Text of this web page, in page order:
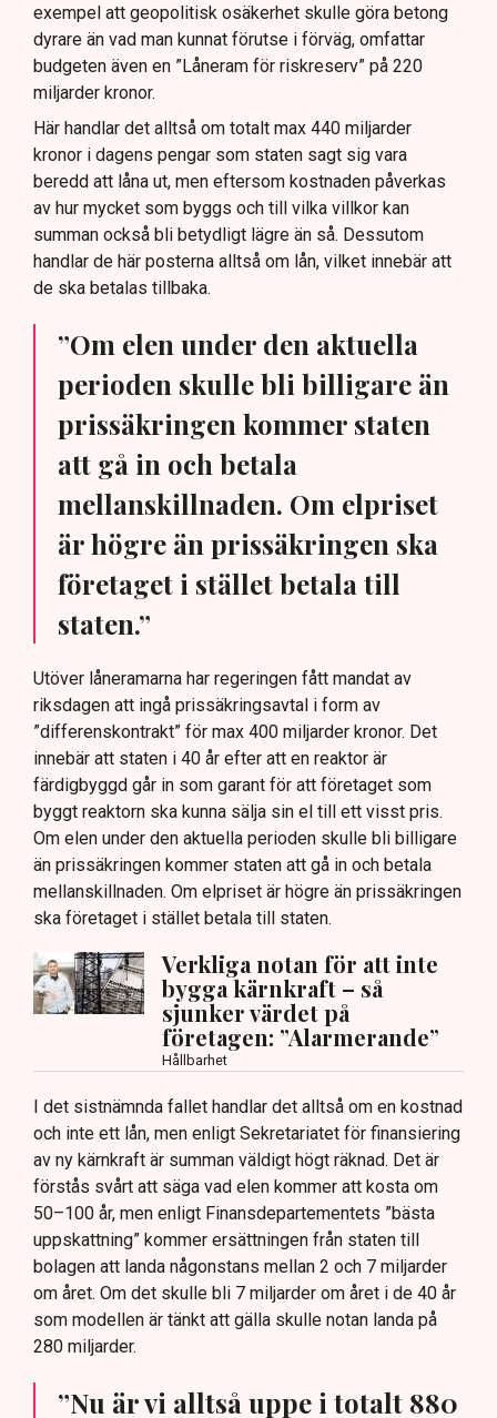
exempel att geopolitisk osäkerhet skulle göra betong
dyrare än vad man kunnat förutse i förväg, omfattar
budgeten även en ”Låneram för riskreserv” på 220
miljarder kronor.
Här handlar det alltså om totalt max 440 miljarder
kronor i dagens pengar som staten sagt sig vara
beredd att låna ut, men eftersom kostnaden påverkas
av hur mycket som byggs och till vilka villkor kan
summan också bli betydligt lägre än så. Dessutom
handlar de här posterna alltså om lån, vilket innebär att
de ska betalas tillbaka.
”Om elen under den aktuella
perioden skulle bli billigare än
prissäkringen kommer staten
att gå in och betala
mellanskillnaden. Om elpriset
är högre än prissäkringen ska
företaget i stället betala till
staten.”
Utöver låneramarna har regeringen fått mandat av
riksdagen att ingå prissäkringsavtal i form av
”differenskontrakt” för max 400 miljarder kronor. Det
innebär att staten i 40 år efter att en reaktor är
färdigbyggd går in som garant för att företaget som
byggt reaktorn ska kunna sälja sin el till ett visst pris.
Om elen under den aktuella perioden skulle bli billigare
än prissäkringen kommer staten att gå in och betala
mellanskillnaden. Om elpriset är högre än prissäkringen
ska företaget i stället betala till staten.
Verkliga notan för att inte
bygga kärnkraft – så
sjunker värdet på
företagen: ”Alarmerande”
Hållbarhet
I det sistnämnda fallet handlar det alltså om en kostnad
och inte ett lån, men enligt Sekretariatet för finansiering
av ny kärnkraft är summan väldigt högt räknad. Det är
förstås svårt att säga vad elen kommer att kosta om
50–100 år, men enligt Finansdepartementets ”bästa
uppskattning” kommer ersättningen från staten till
bolagen att landa någonstans mellan 2 och 7 miljarder
om året. Om det skulle bli 7 miljarder om året i de 40 år
som modellen är tänkt att gälla skulle notan landa på
280 miljarder.
”Nu är vi alltså uppe i totalt 880